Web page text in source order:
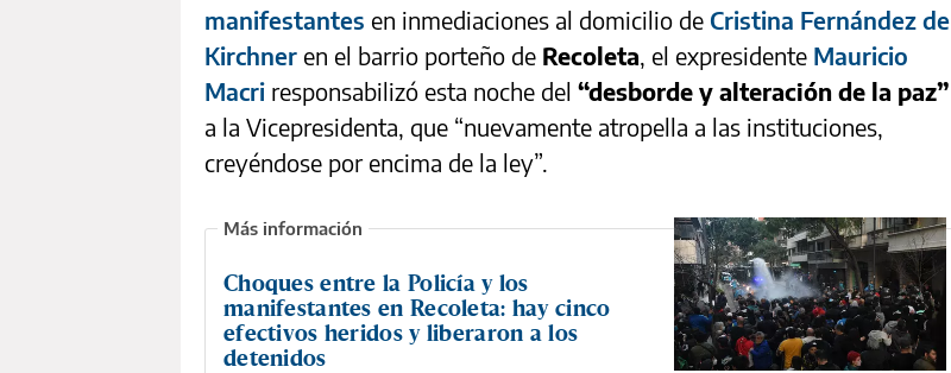
manifestantes en inmediaciones al domicilio de Cristina Fernández de
Kirchner en el barrio porteño de Recoleta, el expresidente Mauricio
Macri responsabilizó esta noche del “desborde y alteración de la paz”
a la Vicepresidenta, que “nuevamente atropella a las instituciones,
creyéndose por encima de la ley”.
Choques entre la Policía y los
manifestantes en Recoleta: hay cinco
efectivos heridos y liberaron a los
detenidos